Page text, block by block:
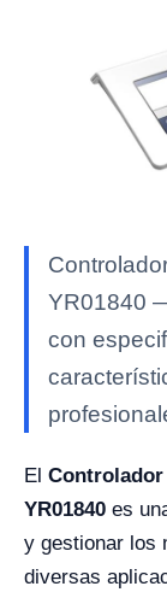
YR01840
con
El
YR01840 es
y gestionar los
diversas